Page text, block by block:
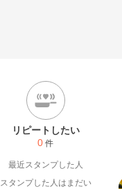
リピートしたい
0 件
最近スタンプした人
スタンプした人はまだい